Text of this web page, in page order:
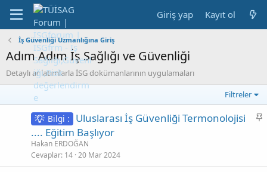
Giriş yap Kayıt ol
İş Güvenliği Uzmanlığına Giriş
Adım Adım İş Sağlığı ve Güvenliği
Detaylı anlatımlarla İSG dokümanlarının uygulamaları
Filtreler
S
Bilgi :
Uluslarası İş Güvenliği Termonolojisi
.... Eğitim Başlıyor
Hakan ERDOĞAN
Cevaplar 14 20 Mar 2024